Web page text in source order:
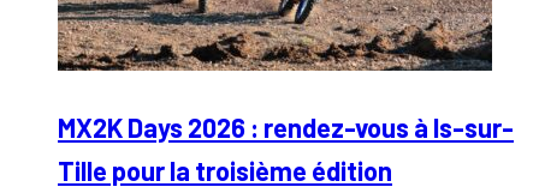
MX2K Days 2026 : rendez-vous à Is-sur-
Tille pour la troisième édition